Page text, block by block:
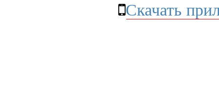
Скачать